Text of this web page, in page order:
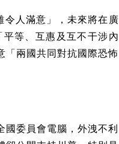
人滿意」，未來將在廣
等、互惠及互不干涉內
「兩國共同對抗國際恐怖
委員會電腦，外洩不利